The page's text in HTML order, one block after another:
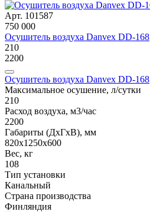
Арт. 101587
750 000
Осушитель воздуха Danvex DD-168
210
2200
Осушитель воздуха Danvex DD-168
Максимальное осушение, л/сутки
210
Расход воздуха, м3/час
2200
Габариты (ДxГxВ), мм
820x1250x600
Вес, кг
108
Тип установки
Канальный
Страна производства
Финляндия